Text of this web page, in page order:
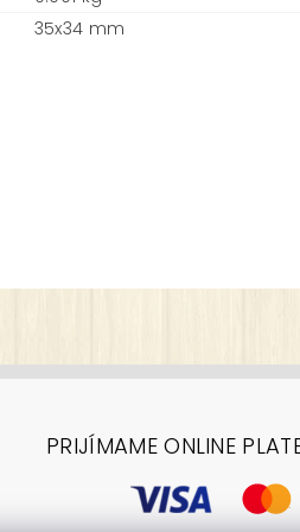
35x34 mm
PRIJÍMAME ONLINE